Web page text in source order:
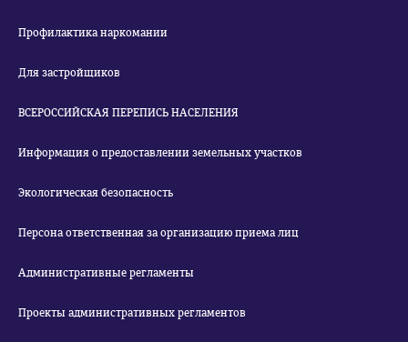
Профилактика наркомании
Для застройщиков
ВСЕРОССИЙСКАЯ ПЕРЕПИСЬ НАСЕЛЕНИЯ
Информация о предоставлении земельных участков
Экологическая безопасность
Персона ответственная за организацию приема лиц
Административные регламенты
Проекты административных регламентов